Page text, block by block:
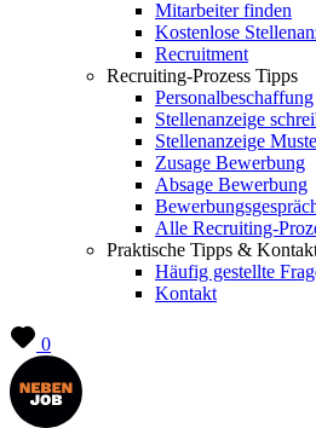
Mitarbeiter finden
Kostenlose
Recruitment
Recruiting-Prozess Tipps
Personalbeschaffung
Stellenanzeige
Stellenanzeige
Zusage Bewerbung
Absage Bewerbung
Alle Recruiting-
Praktische Tipps &
Häufig gestellte
Kontakt
0